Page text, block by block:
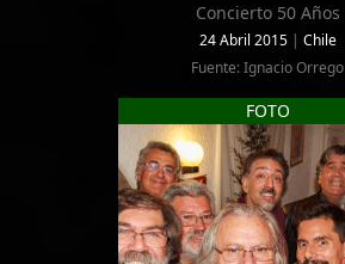
Concierto 50 Años
24 Abril 2015 | Chile
Fuente: Ignacio Orrego
FOTO